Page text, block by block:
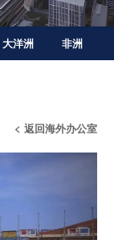
大洋洲 非洲
< 返回海外办公室